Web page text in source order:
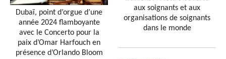
Dubaï, point d’orgue d’une
année 2024 flamboyante
avec le Concerto pour la
paix d’Omar Harfouch en
présence d’Orlando Bloom
aux soignants et aux
organisations de soignants
dans le monde